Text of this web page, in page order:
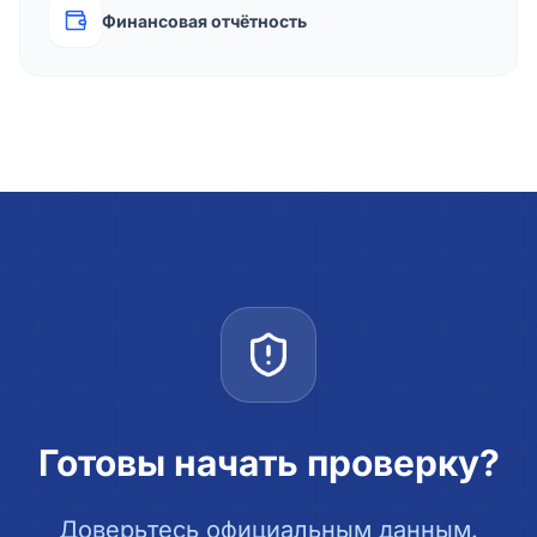
Финансовая отчётность
Готовы начать проверку?
Доверьтесь официальным данным.